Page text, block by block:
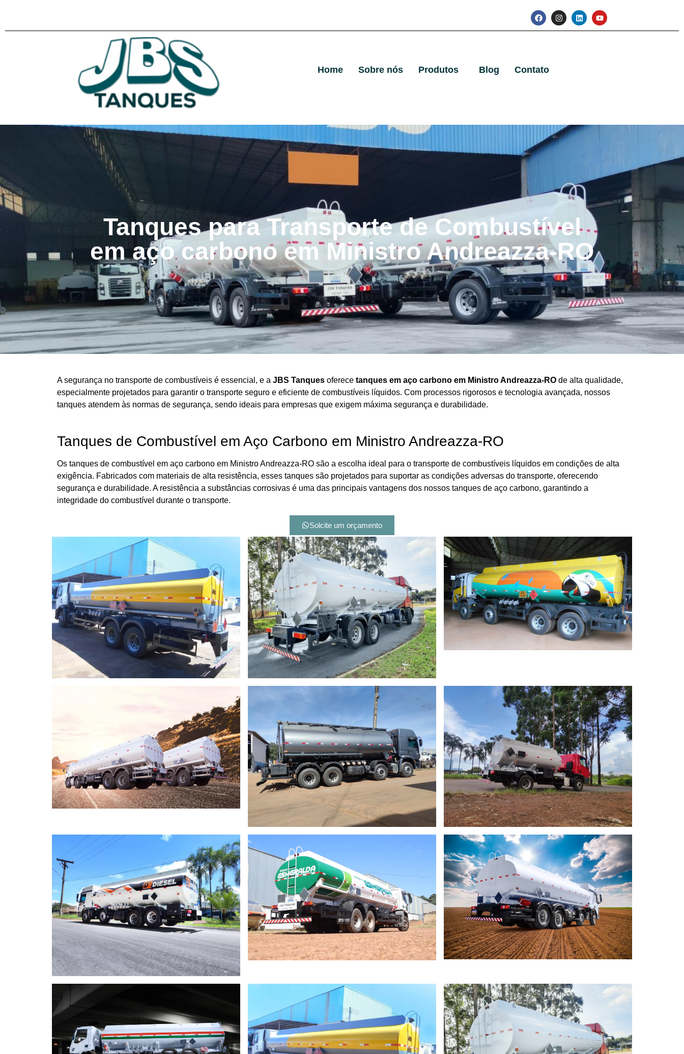
Home Sobre nós Produtos Blog Contato
Tanques para Transporte de Combustível
em aço carbono em Ministro Andreazza-RO
A segurança no transporte de combustíveis é essencial, e a JBS Tanques oferece tanques em aço carbono em Ministro Andreazza-RO de alta qualidade,
especialmente projetados para garantir o transporte seguro e eficiente de combustíveis líquidos. Com processos rigorosos e tecnologia avançada, nossos
tanques atendem às normas de segurança, sendo ideais para empresas que exigem máxima segurança e durabilidade.
Tanques de Combustível em Aço Carbono em Ministro Andreazza-RO
Os tanques de combustível em aço carbono em Ministro Andreazza-RO são a escolha ideal para o transporte de combustíveis líquidos em condições de alta
exigência. Fabricados com materiais de alta resistência, esses tanques são projetados para suportar as condições adversas do transporte, oferecendo
segurança e durabilidade. A resistência a substâncias corrosivas é uma das principais vantagens dos nossos tanques de aço carbono, garantindo a
integridade do combustível durante o transporte.
Solcite um orçamento